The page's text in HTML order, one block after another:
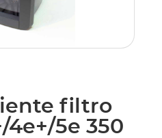
filtro
4e+/5e 350